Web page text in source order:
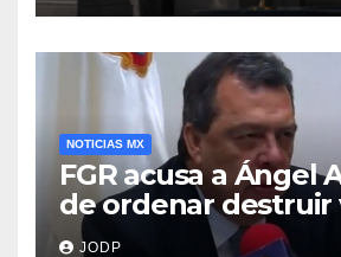
NOTICIAS MX
FGR acusa a Ángel
de ordenar destruir
clave del caso
JODP